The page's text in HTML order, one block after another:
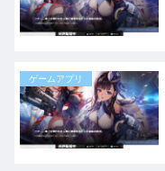
ゲームアプリ